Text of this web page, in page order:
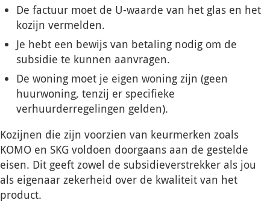
De factuur moet de U-waarde van het glas en het
kozijn vermelden.
Je hebt een bewijs van betaling nodig om de
subsidie te kunnen aanvragen.
De woning moet je eigen woning zijn (geen
huurwoning, tenzij er specifieke
verhuurderregelingen gelden).
Kozijnen die zijn voorzien van keurmerken zoals
KOMO en SKG voldoen doorgaans aan de gestelde
eisen. Dit geeft zowel de subsidieverstrekker als jou
als eigenaar zekerheid over de kwaliteit van het
product.